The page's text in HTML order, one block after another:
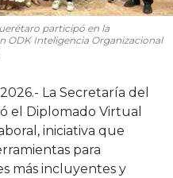
participó en la
ODK Inteligencia Organizacional
La Secretaría del
el Diplomado Virtual
iniciativa que
para
más incluyentes y